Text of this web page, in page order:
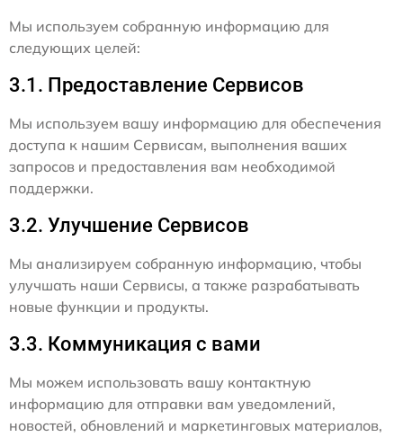
Мы используем собранную информацию для
следующих целей:
3.1. Предоставление Сервисов
Мы используем вашу информацию для обеспечения
доступа к нашим Сервисам, выполнения ваших
запросов и предоставления вам необходимой
поддержки.
3.2. Улучшение Сервисов
Мы анализируем собранную информацию, чтобы
улучшать наши Сервисы, а также разрабатывать
новые функции и продукты.
3.3. Коммуникация с вами
Мы можем использовать вашу контактную
информацию для отправки вам уведомлений,
новостей, обновлений и маркетинговых материалов,